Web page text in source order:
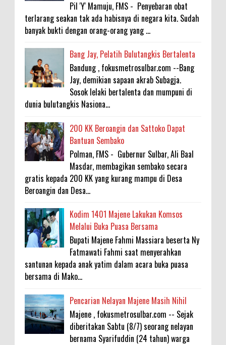
Pil 'Y' Mamuju, FMS - Penyebaran obat
terlarang seakan tak ada habisnya di negara kita. Sudah
banyak bukti dengan orang-orang yang ...
Bang Jay, Pelatih Bulutangkis Bertalenta
Bandung , fokusmetrosulbar.com --Bang
Jay, demikian sapaan akrab Subagja.
Sosok lelaki bertalenta dan mumpuni di
dunia bulutangkis Nasiona...
200 KK Beroangin dan Sattoko Dapat
Bantuan Sembako
Polman, FMS - Gubernur Sulbar, Ali Baal
Masdar, membagikan sembako secara
gratis kepada 200 KK yang kurang mampu di Desa
Beroangin dan Desa...
Kodim 1401 Majene Lakukan Komsos
Melalui Buka Puasa Bersama
Bupati Majene Fahmi Massiara beserta Ny
Fatmawati Fahmi saat menyerahkan
santunan kepada anak yatim dalam acara buka puasa
bersama di Mako...
Pencarian Nelayan Majene Masih Nihil
Majene , fokusmetrosulbar.com -- Sejak
diberitakan Sabtu (8/7) seorang nelayan
bernama Syarifuddin (24 tahun) warga